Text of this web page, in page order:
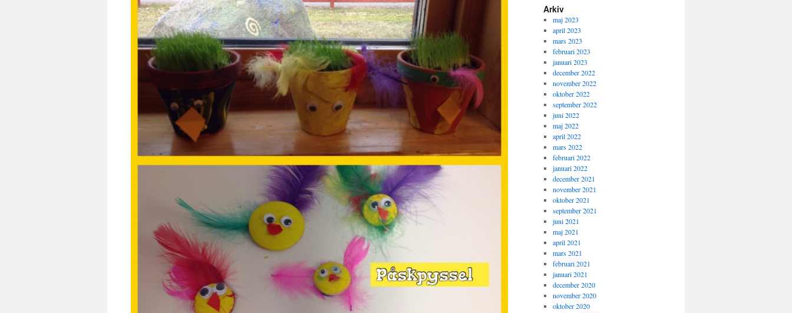
Arkiv
maj 2023
april 2023
mars 2023
februari 2023
januari 2023
december 2022
november 2022
oktober 2022
september 2022
juni 2022
maj 2022
april 2022
mars 2022
februari 2022
januari 2022
december 2021
november 2021
oktober 2021
september 2021
juni 2021
maj 2021
april 2021
mars 2021
februari 2021
januari 2021
december 2020
november 2020
oktober 2020